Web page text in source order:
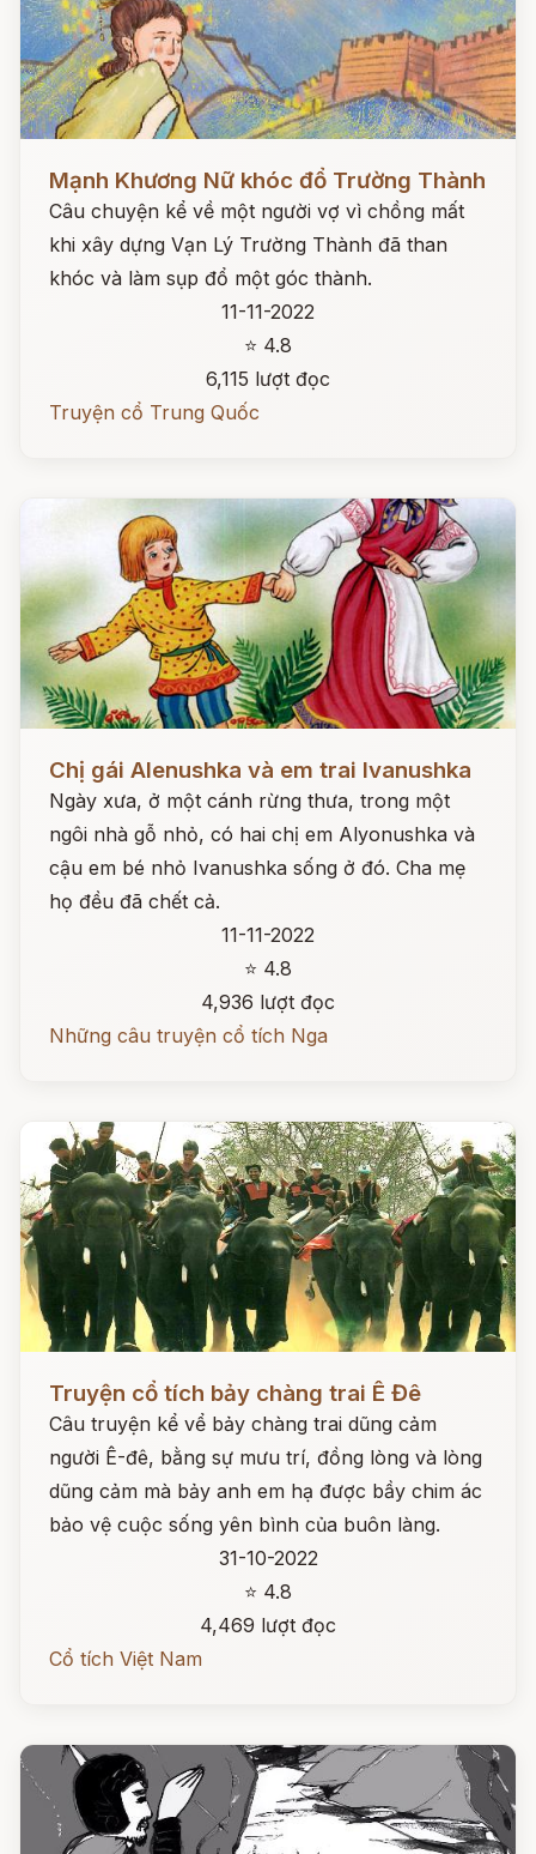
Mạnh Khương Nữ khóc đổ Trường Thành
Câu chuyện kể về một người vợ vì chồng mất
khi xây dựng Vạn Lý Trường Thành đã than
khóc và làm sụp đổ một góc thành.
11-11-2022
⭐ 4.8
6,115 lượt đọc
Truyện cổ Trung Quốc
Chị gái Alenushka và em trai Ivanushka
Ngày xưa, ở một cánh rừng thưa, trong một
ngôi nhà gỗ nhỏ, có hai chị em Alyonushka và
cậu em bé nhỏ Ivanushka sống ở đó. Cha mẹ
họ đều đã chết cả.
11-11-2022
⭐ 4.8
4,936 lượt đọc
Những câu truyện cổ tích Nga
Truyện cổ tích bảy chàng trai Ê Đê
Câu truyện kể vể bảy chàng trai dũng cảm
người Ê-đê, bằng sự mưu trí, đồng lòng và lòng
dũng cảm mà bảy anh em hạ được bầy chim ác
bảo vệ cuộc sống yên bình của buôn làng.
31-10-2022
⭐ 4.8
4,469 lượt đọc
Cổ tích Việt Nam